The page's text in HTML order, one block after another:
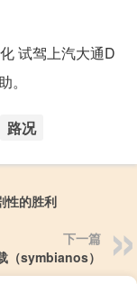
试驾上汽大通D
路况
性的胜利
下一篇
（symbianos）